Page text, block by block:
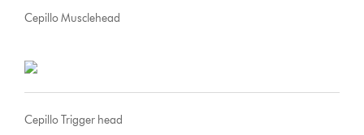
Cepillo Musclehead
Cepillo Trigger head